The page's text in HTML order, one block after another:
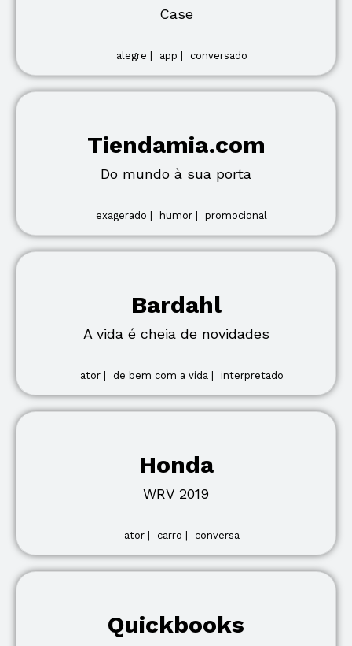
Case
alegre | app | conversado
Tiendamia.com
Do mundo à sua porta
exagerado | humor | promocional
Bardahl
A vida é cheia de novidades
ator | de bem com a vida | interpretado
Honda
WRV 2019
ator | carro | conversa
Quickbooks